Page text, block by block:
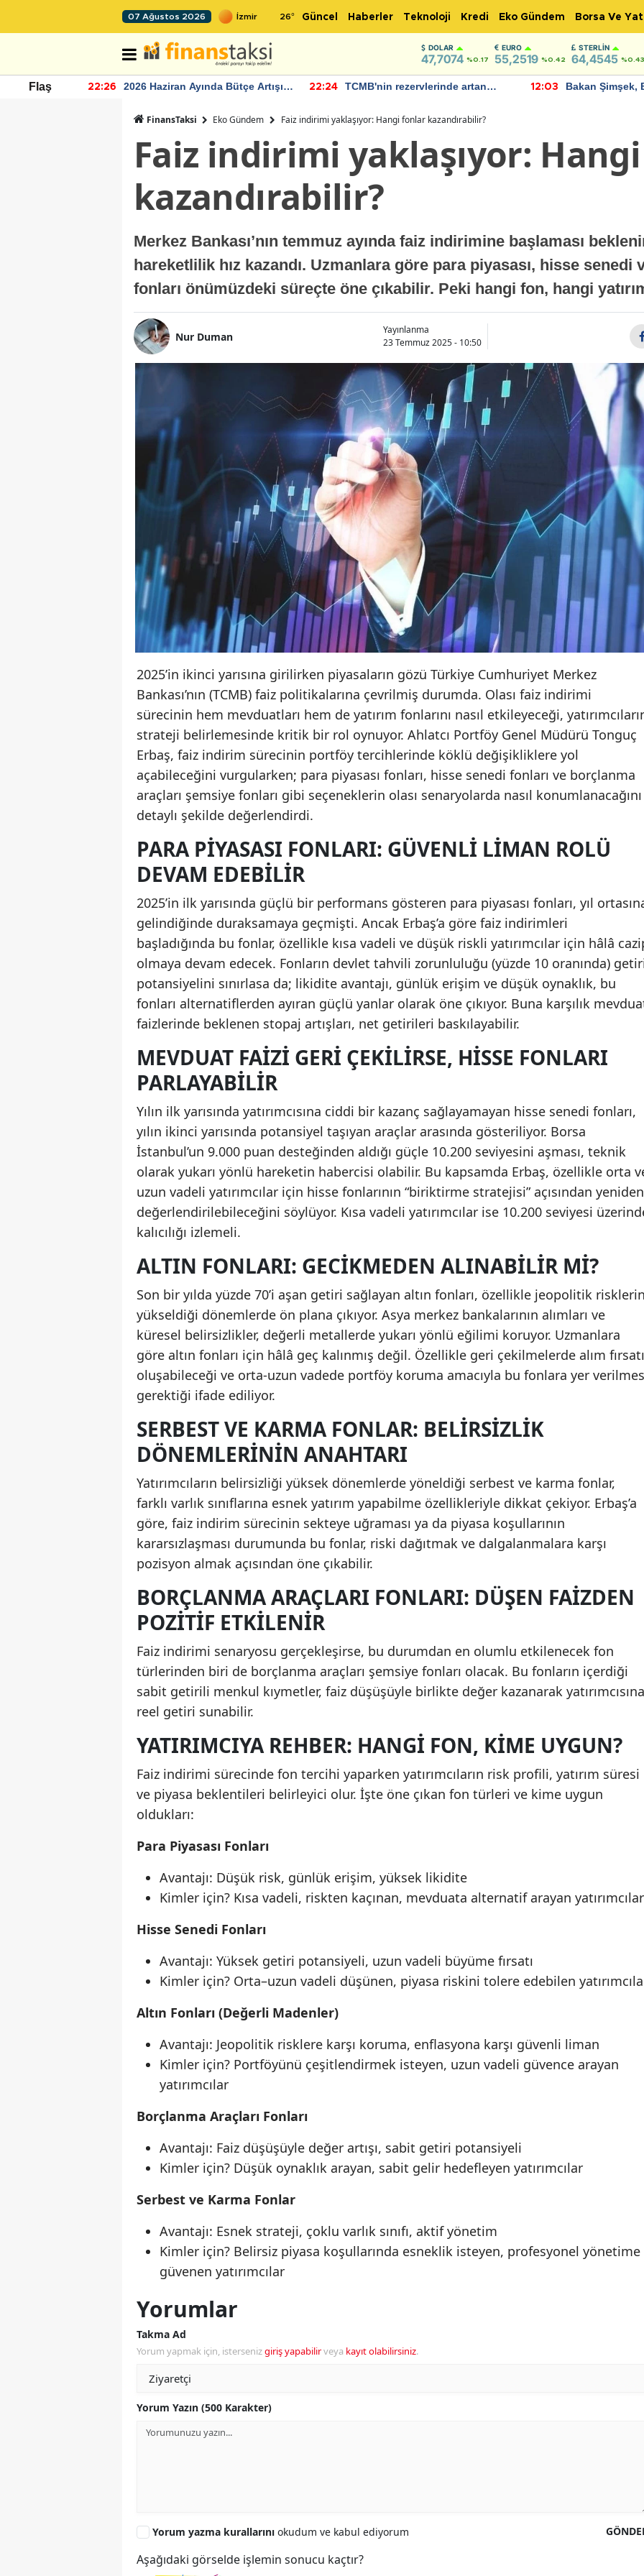
07 Ağustos 2026 26° Güncel Haberler Teknoloji Kredi Eko Gündem Borsa Ve
DOLAR
47,7074 %0.17
EURO
55,2519 %0.42
STERLIN
64,4545 %0.43
Flaş 22:26
2026 Haziran Ayında Bütçe Artışı
22:24
TCMB'nin rezervlerinde artan
12:03
Bakan Şimşek,
FinansTaksi Eko Gündem Faiz indirimi yaklaşıyor: Hangi fonlar kazandırabilir?
Faiz indirimi yaklaşıyor:
kazandırabilir?
Merkez Bankası’nın temmuz ayında faiz indirimine başlaması
hareketlilik hız kazandı. Uzmanlara göre para piyasası, hisse senedi
fonları önümüzdeki süreçte öne çıkabilir. Peki hangi fon, hangi
Nur Duman
Yayınlanma
23 Temmuz 2025 - 10:50
2025’in ikinci yarısına girilirken piyasaların gözü Türkiye Cumhuriyet Merkez
Bankası’nın (TCMB) faiz politikalarına çevrilmiş durumda. Olası faiz indirimi
sürecinin hem mevduatları hem de yatırım fonlarını nasıl etkileyeceği,
strateji belirlemesinde kritik bir rol oynuyor. Ahlatcı Portföy Genel Müdürü Tonguç
Erbaş, faiz indirim sürecinin portföy tercihlerinde köklü değişikliklere yol
açabileceğini vurgularken; para piyasası fonları, hisse senedi fonları ve borçlanma
araçları şemsiye fonları gibi seçeneklerin olası senaryolarda nasıl konumlanacağını
detaylı şekilde değerlendirdi.
PARA PIYASASI FONLARI: GÜVENLI LIMAN ROLÜ
DEVAM EDEBILIR
2025’in ilk yarısında güçlü bir performans gösteren para piyasası fonları, yıl
gelindiğinde duraksamaya geçmişti. Ancak Erbaş’a göre faiz indirimleri
başladığında bu fonlar, özellikle kısa vadeli ve düşük riskli yatırımcılar için hâlâ
olmaya devam edecek. Fonların devlet tahvili zorunluluğu (yüzde 10 oranında)
potansiyelini sınırlasa da; likidite avantajı, günlük erişim ve düşük oynaklık, bu
fonları alternatiflerden ayıran güçlü yanlar olarak öne çıkıyor. Buna karşılık
faizlerinde beklenen stopaj artışları, net getirileri baskılayabilir.
MEVDUAT FAIZI GERI ÇEKILIRSE, HISSE FONLARI
PARLAYABILIR
Yılın ilk yarısında yatırımcısına ciddi bir kazanç sağlayamayan hisse senedi fonları,
yılın ikinci yarısında potansiyel taşıyan araçlar arasında gösteriliyor. Borsa
İstanbul’un 9.000 puan desteğinden aldığı güçle 10.200 seviyesini aşması, teknik
olarak yukarı yönlü hareketin habercisi olabilir. Bu kapsamda Erbaş, özellikle orta
uzun vadeli yatırımcılar için hisse fonlarının “biriktirme stratejisi” açısından yeniden
değerlendirilebileceğini söylüyor. Kısa vadeli yatırımcılar ise 10.200 seviyesi
kalıcılığı izlemeli.
ALTIN FONLARI: GECIKMEDEN ALINABILIR MI?
Son bir yılda yüzde 70’i aşan getiri sağlayan altın fonları, özellikle jeopolitik
yükseldiği dönemlerde ön plana çıkıyor. Asya merkez bankalarının alımları ve
küresel belirsizlikler, değerli metallerde yukarı yönlü eğilimi koruyor. Uzmanlara
göre altın fonları için hâlâ geç kalınmış değil. Özellikle geri çekilmelerde alım fırsatı
oluşabileceği ve orta-uzun vadede portföy koruma amacıyla bu fonlara yer
gerektiği ifade ediliyor.
SERBEST VE KARMA FONLAR: BELIRSIZLIK
DÖNEMLERININ ANAHTARI
Yatırımcıların belirsizliği yüksek dönemlerde yöneldiği serbest ve karma fonlar,
farklı varlık sınıflarına esnek yatırım yapabilme özellikleriyle dikkat çekiyor. Erbaş’a
göre, faiz indirim sürecinin sekteye uğraması ya da piyasa koşullarının
kararsızlaşması durumunda bu fonlar, riski dağıtmak ve dalgalanmalara karşı
pozisyon almak açısından öne çıkabilir.
BORÇLANMA ARAÇLARI FONLARI: DÜŞEN FAIZDEN
POZITIF ETKILENIR
Faiz indirimi senaryosu gerçekleşirse, bu durumdan en olumlu etkilenecek fon
türlerinden biri de borçlanma araçları şemsiye fonları olacak. Bu fonların içerdiği
sabit getirili menkul kıymetler, faiz düşüşüyle birlikte değer kazanarak yatırımcısına
reel getiri sunabilir.
YATIRIMCIYA REHBER: HANGI FON, KIME UYGUN?
Faiz indirimi sürecinde fon tercihi yaparken yatırımcıların risk profili, yatırım süresi
ve piyasa beklentileri belirleyici olur. İşte öne çıkan fon türleri ve kime uygun
oldukları:
Para Piyasası Fonları
Avantajı: Düşük risk, günlük erişim, yüksek likidite
Kimler için? Kısa vadeli, riskten kaçınan, mevduata alternatif arayan yatırımcılar
Hisse Senedi Fonları
Avantajı: Yüksek getiri potansiyeli, uzun vadeli büyüme fırsatı
Kimler için? Orta–uzun vadeli düşünen, piyasa riskini tolere edebilen
Altın Fonları (Değerli Madenler)
Avantajı: Jeopolitik risklere karşı koruma, enflasyona karşı güvenli liman
Kimler için? Portföyünü çeşitlendirmek isteyen, uzun vadeli güvence arayan
yatırımcılar
Borçlanma Araçları Fonları
Avantajı: Faiz düşüşüyle değer artışı, sabit getiri potansiyeli
Kimler için? Düşük oynaklık arayan, sabit gelir hedefleyen yatırımcılar
Serbest ve Karma Fonlar
Avantajı: Esnek strateji, çoklu varlık sınıfı, aktif yönetim
Kimler için? Belirsiz piyasa koşullarında esneklik isteyen, profesyonel yönetime
güvenen yatırımcılar
Yorumlar
Takma Ad
Yorum yapmak için, istersenizgiriş yapabilirveya kayıt olabilirsiniz.
Yorum Yazın (500 Karakter)
Yorum yazma kurallarını okudum ve kabul ediyorum
Aşağıdaki görselde işlemin sonucu kaçtır?